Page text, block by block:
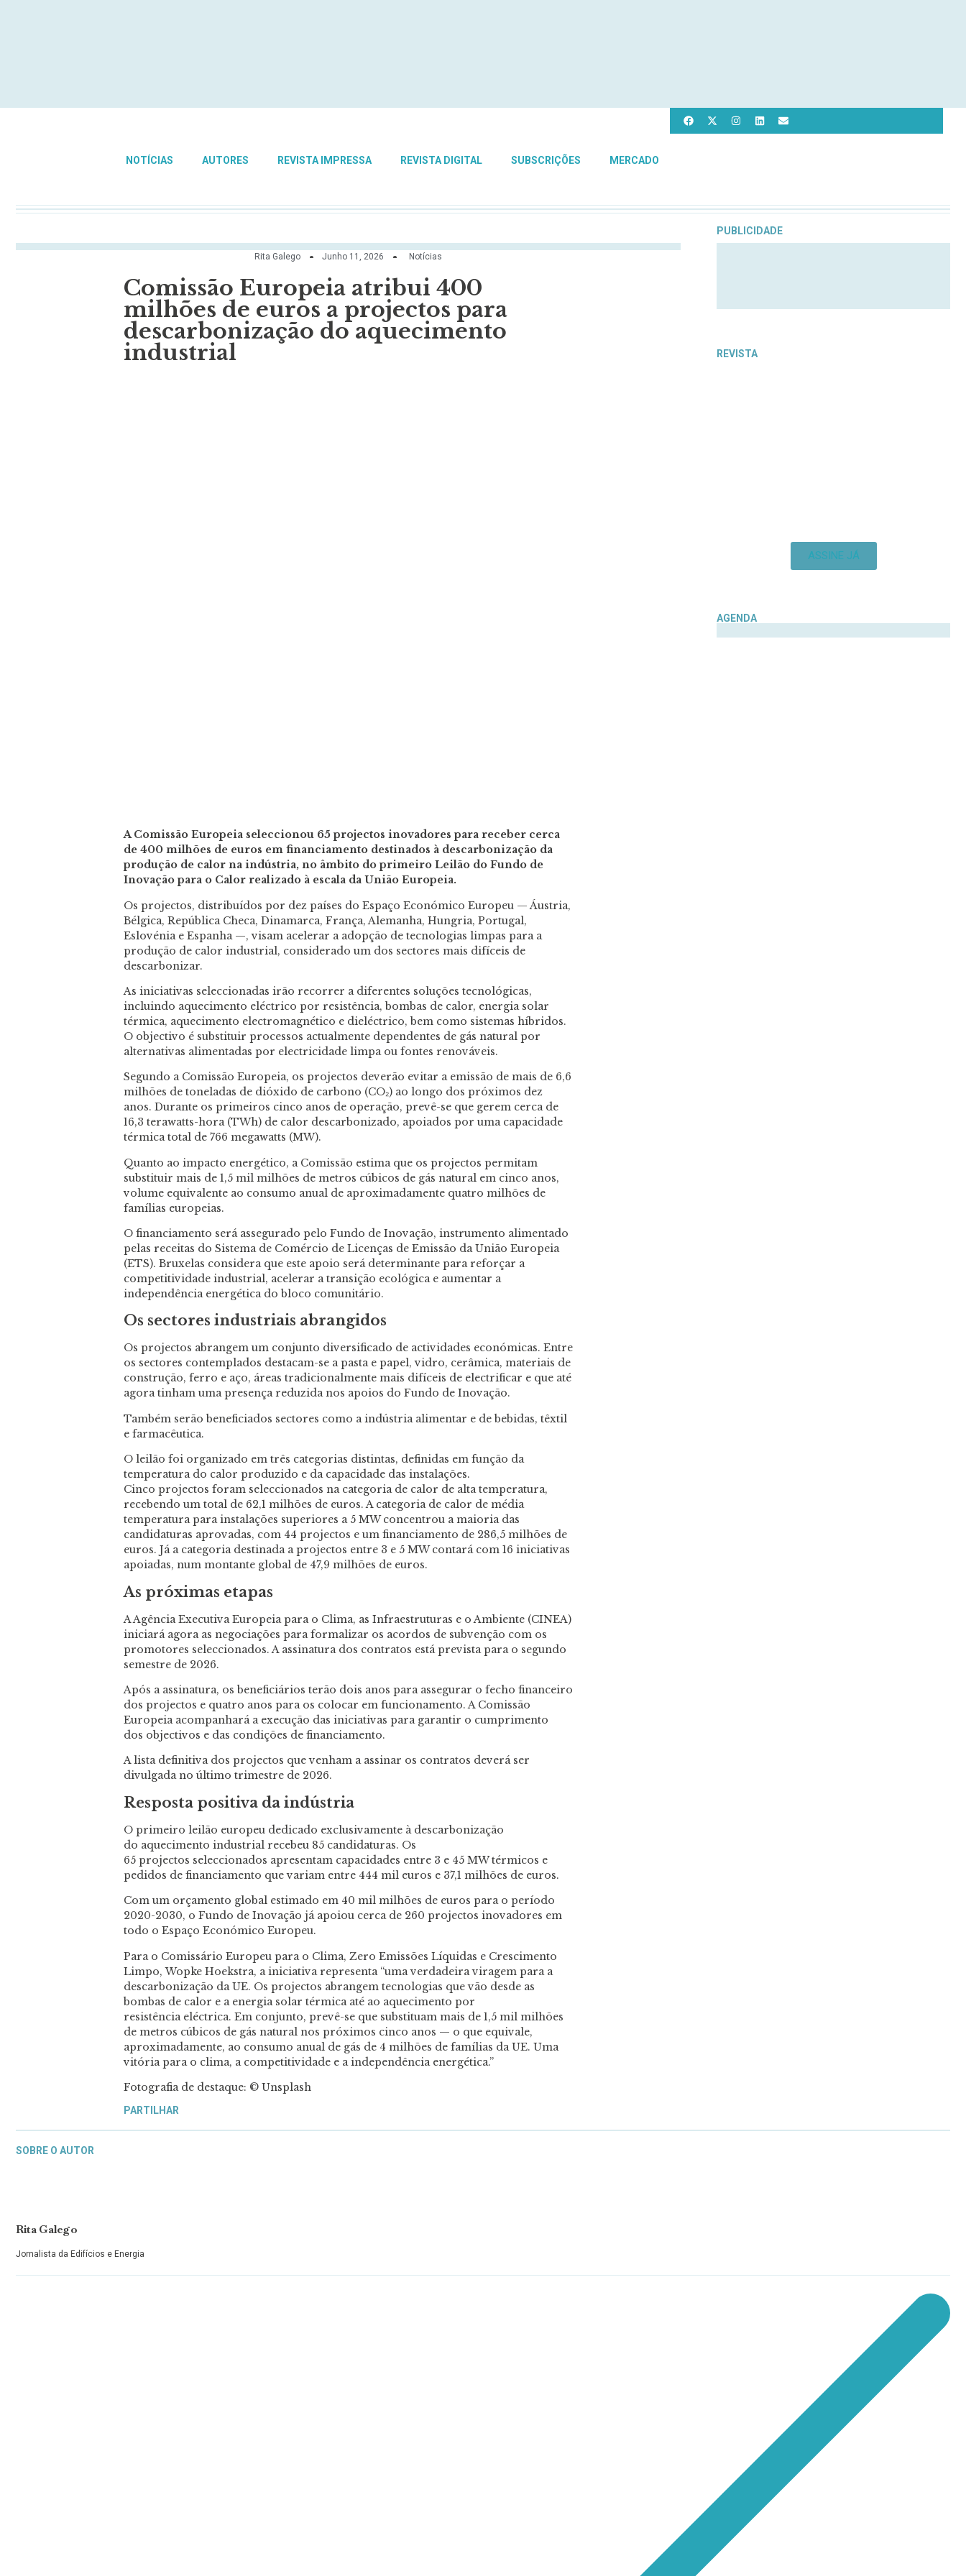
NOTÍCIAS AUTORES REVISTA IMPRESSA REVISTA DIGITAL SUBSCRIÇÕES MERCADO
Rita Galego Junho 11, 2026 Notícias
Comissão Europeia atribui 400
milhões de euros a projectos para
descarbonização do aquecimento
industrial
A Comissão Europeia seleccionou 65 projectos inovadores para receber cerca
de 400 milhões de euros em financiamento destinados à descarbonização da
produção de calor na indústria, no âmbito do primeiro Leilão do Fundo de
Inovação para o Calor realizado à escala da União Europeia.
Os projectos, distribuídos por dez países do Espaço Económico Europeu — Áustria,
Bélgica, República Checa, Dinamarca, França, Alemanha, Hungria, Portugal,
Eslovénia e Espanha —, visam acelerar a adopção de tecnologias limpas para a
produção de calor industrial, considerado um dos sectores mais difíceis de
descarbonizar.
As iniciativas seleccionadas irão recorrer a diferentes soluções tecnológicas,
incluindo aquecimento eléctrico por resistência, bombas de calor, energia solar
térmica, aquecimento electromagnético e dieléctrico, bem como sistemas híbridos.
O objectivo é substituir processos actualmente dependentes de gás natural por
alternativas alimentadas por electricidade limpa ou fontes renováveis.
Segundo a Comissão Europeia, os projectos deverão evitar a emissão de mais de 6,6
milhões de toneladas de dióxido de carbono (CO₂) ao longo dos próximos dez
anos. Durante os primeiros cinco anos de operação, prevê-se que gerem cerca de
16,3 terawatts-hora (TWh) de calor descarbonizado, apoiados por uma capacidade
térmica total de 766 megawatts (MW).
Quanto ao impacto energético, a Comissão estima que os projectos permitam
substituir mais de 1,5 mil milhões de metros cúbicos de gás natural em cinco anos,
volume equivalente ao consumo anual de aproximadamente quatro milhões de
famílias europeias.
O financiamento será assegurado pelo Fundo de Inovação, instrumento alimentado
pelas receitas do Sistema de Comércio de Licenças de Emissão da União Europeia
(ETS). Bruxelas considera que este apoio será determinante para reforçar a
competitividade industrial, acelerar a transição ecológica e aumentar a
independência energética do bloco comunitário.
Os sectores industriais abrangidos
Os projectos abrangem um conjunto diversificado de actividades económicas. Entre
os sectores contemplados destacam-se a pasta e papel, vidro, cerâmica, materiais de
construção, ferro e aço, áreas tradicionalmente mais difíceis de electrificar e que até
agora tinham uma presença reduzida nos apoios do Fundo de Inovação.
Também serão beneficiados sectores como a indústria alimentar e de bebidas, têxtil
e farmacêutica.
O leilão foi organizado em três categorias distintas, definidas em função da
temperatura do calor produzido e da capacidade das instalações.
Cinco projectos foram seleccionados na categoria de calor de alta temperatura,
recebendo um total de 62,1 milhões de euros. A categoria de calor de média
temperatura para instalações superiores a 5 MW concentrou a maioria das
candidaturas aprovadas, com 44 projectos e um financiamento de 286,5 milhões de
euros. Já a categoria destinada a projectos entre 3 e 5 MW contará com 16 iniciativas
apoiadas, num montante global de 47,9 milhões de euros.
As próximas etapas
A Agência Executiva Europeia para o Clima, as Infraestruturas e o Ambiente (CINEA)
iniciará agora as negociações para formalizar os acordos de subvenção com os
promotores seleccionados. A assinatura dos contratos está prevista para o segundo
semestre de 2026.
Após a assinatura, os beneficiários terão dois anos para assegurar o fecho financeiro
dos projectos e quatro anos para os colocar em funcionamento. A Comissão
Europeia acompanhará a execução das iniciativas para garantir o cumprimento
dos objectivos e das condições de financiamento.
A lista definitiva dos projectos que venham a assinar os contratos deverá ser
divulgada no último trimestre de 2026.
Resposta positiva da indústria
O primeiro leilão europeu dedicado exclusivamente à descarbonização
do aquecimento industrial recebeu 85 candidaturas. Os
65 projectos seleccionados apresentam capacidades entre 3 e 45 MW térmicos e
pedidos de financiamento que variam entre 444 mil euros e 37,1 milhões de euros.
Com um orçamento global estimado em 40 mil milhões de euros para o período
2020-2030, o Fundo de Inovação já apoiou cerca de 260 projectos inovadores em
todo o Espaço Económico Europeu.
Para o Comissário Europeu para o Clima, Zero Emissões Líquidas e Crescimento
Limpo, Wopke Hoekstra, a iniciativa representa “uma verdadeira viragem para a
descarbonização da UE. Os projectos abrangem tecnologias que vão desde as
bombas de calor e a energia solar térmica até ao aquecimento por
resistência eléctrica. Em conjunto, prevê-se que substituam mais de 1,5 mil milhões
de metros cúbicos de gás natural nos próximos cinco anos — o que equivale,
aproximadamente, ao consumo anual de gás de 4 milhões de famílias da UE. Uma
vitória para o clima, a competitividade e a independência energética.”
Fotografia de destaque: © Unsplash
PARTILHAR
PUBLICIDADE
REVISTA
ASSINE JÁ
AGENDA
SOBRE O AUTOR
Rita Galego
Jornalista da Edifícios e Energia